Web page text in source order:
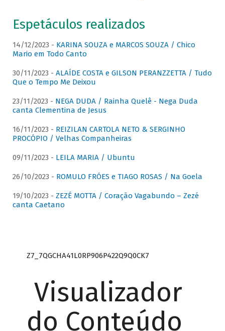
Espetáculos realizados
14/12/2023 - KARINA SOUZA e MARCOS SOUZA / Chico
Mario em Todo Canto
30/11/2023 - ALAÍDE COSTA e GILSON PERANZZETTA / Tudo
Que o Tempo Me Deixou
23/11/2023 - NEGA DUDA / Rainha Quelê - Nega Duda
canta Clementina de Jesus
16/11/2023 - REIZILAN CARTOLA NETO & SERGINHO
PROCÓPIO / Velhas Companheiras
09/11/2023 - LEILA MARIA / Ubuntu
26/10/2023 - ROMULO FRÓES e TIAGO ROSAS / Na Goela
19/10/2023 - ZEZÉ MOTTA / Coração Vagabundo – Zezé
canta Caetano
Z7_7QGCHA41L0RP906P422Q9Q0CK7
Visualizador
do Conteúdo